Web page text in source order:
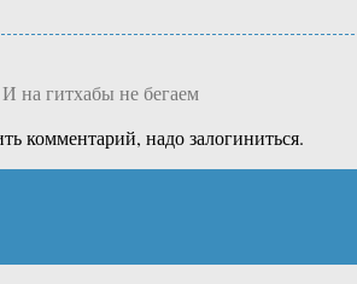
на гитхабы не бегаем
комментарий, надо залогиниться.